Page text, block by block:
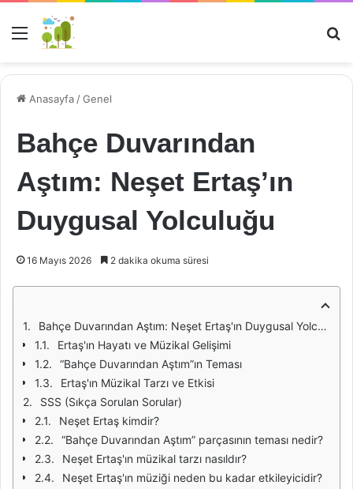
Menü
Anasayfa /Genel
Bahçe Duvarından
Aştım: Neşet Ertaş’ın
Duygusal Yolculuğu
16 Mayıs 2026 2 dakika okuma süresi
Bahçe Duvarından Aştım: Neşet Ertaş'ın Duygusal Yolculuğu
Ertaş'ın Hayatı ve Müzikal Gelişimi
“Bahçe Duvarından Aştım”ın Teması
Ertaş'ın Müzikal Tarzı ve Etkisi
SSS (Sıkça Sorulan Sorular)
Neşet Ertaş kimdir?
“Bahçe Duvarından Aştım” parçasının teması nedir?
Neşet Ertaş'ın müzikal tarzı nasıldır?
Neşet Ertaş'ın müziği neden bu kadar etkileyicidir?